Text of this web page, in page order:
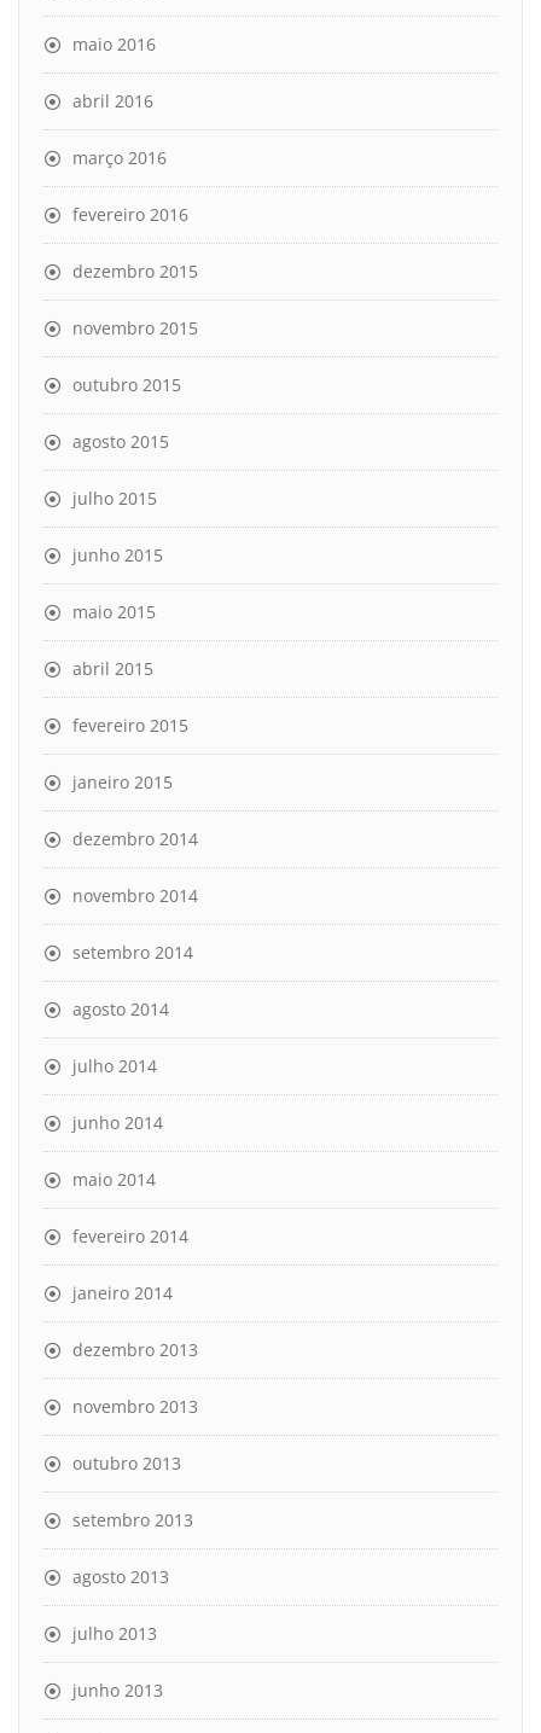
maio 2016
abril 2016
março 2016
fevereiro 2016
dezembro 2015
novembro 2015
outubro 2015
agosto 2015
julho 2015
junho 2015
maio 2015
abril 2015
fevereiro 2015
janeiro 2015
dezembro 2014
novembro 2014
setembro 2014
agosto 2014
julho 2014
junho 2014
maio 2014
fevereiro 2014
janeiro 2014
dezembro 2013
novembro 2013
outubro 2013
setembro 2013
agosto 2013
julho 2013
junho 2013